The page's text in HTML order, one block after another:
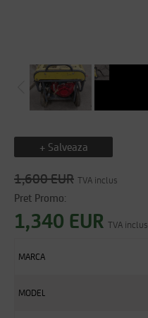
+ Salveaza
1,600 EUR TVA inclus
Pret Promo:
1,340 EUR TVA inclus
MARCA
MODEL